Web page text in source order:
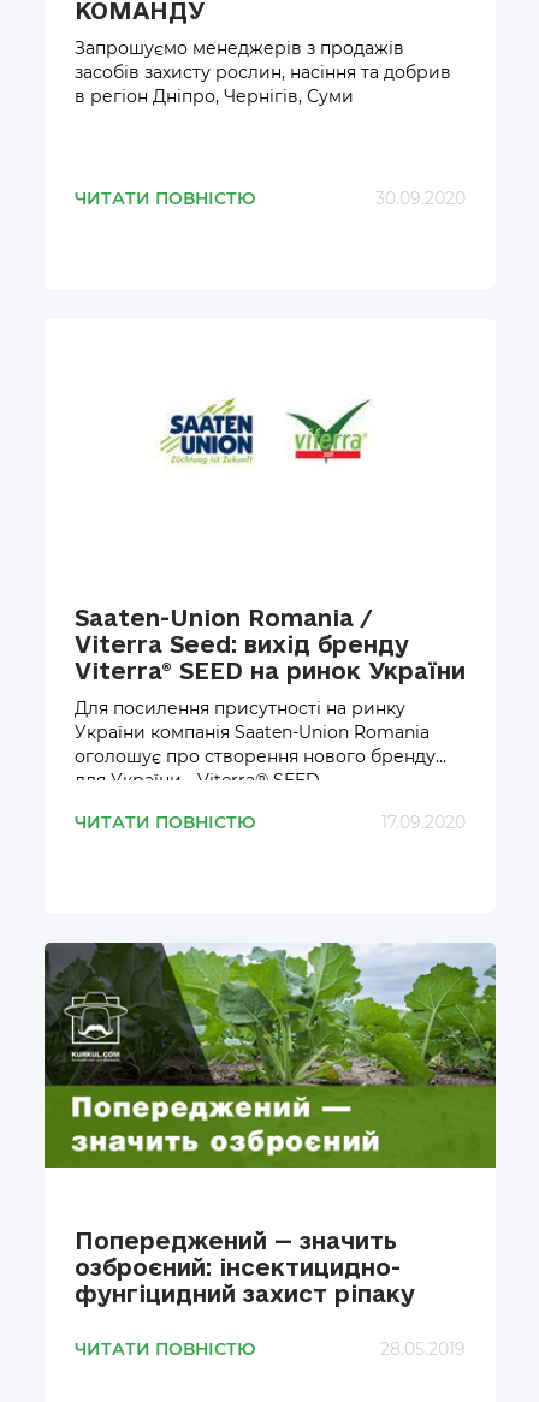
КОМАНДУ
Запрошуємо менеджерів з продажів
засобів захисту рослин, насіння та добрив
в регіон Дніпро, Чернігів, Суми
ЧИТАТИ ПОВНІСТЮ 30.09.2020
Saaten-Union Romania /
Viterra Seed: вихід бренду
Viterra® SEED на ринок України
Для посилення присутності на ринку
України компанія Saaten-Union Romania
оголошує про створення нового бренду
для України - Viterra® SEED
ЧИТАТИ ПОВНІСТЮ
17.09.2020
Попереджений — значить
озброєний: інсектицидно-
фунгіцидний захист ріпаку
ЧИТАТИ ПОВНІСТЮ 28.05.2019